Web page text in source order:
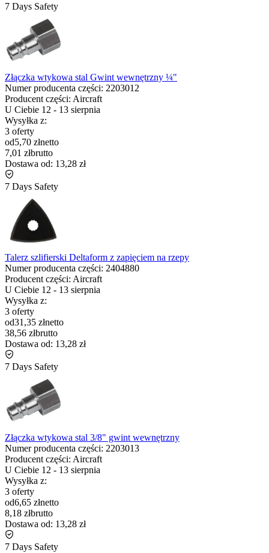
7 Days Safety
Złączka wtykowa stal Gwint wewnętrzny ¼"
Numer producenta części: 2203012
Producent części: Aircraft
U Ciebie 12 - 13 sierpnia
Wysyłka z:
3 oferty
od5,70 złnetto
7,01 złbrutto
Dostawa od: 13,28 zł
7 Days Safety
Talerz szlifierski Deltaform z zapięciem na rzepy
Numer producenta części: 2404880
Producent części: Aircraft
U Ciebie 12 - 13 sierpnia
Wysyłka z:
3 oferty
od31,35 złnetto
38,56 złbrutto
Dostawa od: 13,28 zł
7 Days Safety
Złączka wtykowa stal 3/8" gwint wewnętrzny
Numer producenta części: 2203013
Producent części: Aircraft
U Ciebie 12 - 13 sierpnia
Wysyłka z:
3 oferty
od6,65 złnetto
8,18 złbrutto
Dostawa od: 13,28 zł
7 Days Safety